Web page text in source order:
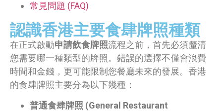
常見問題 (FAQ)
認識香港主要食肆牌照種類
在正式啟動申請飲食牌照流程之前，首先必須釐清
您需要哪一種類型的牌照。錯誤的選擇不僅會浪費
時間和金錢，更可能限制您餐廳未來的發展。香港
的食肆牌照主要分為以下幾種：
普通食肆牌照 (General Restaurant